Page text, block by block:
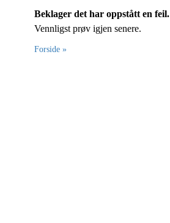
Beklager det har oppstått en feil.
Vennligst prøv igjen senere.
Forside »